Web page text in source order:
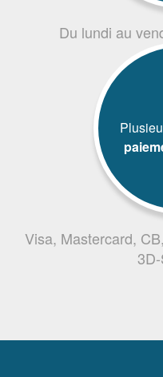
Du lundi au
Visa, Mastercard,